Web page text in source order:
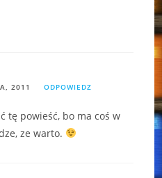
2011 ODPOWIEDZ
tę powieść, bo ma coś w
ze warto.